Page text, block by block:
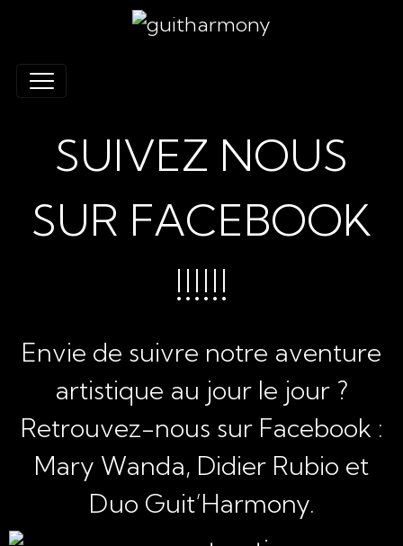
SUIVEZ NOUS
SUR FACEBOOK
!!!!!!
Envie de suivre notre aventure
artistique au jour le jour ?
Retrouvez-nous sur Facebook :
Mary Wanda, Didier Rubio et
Duo Guit’Harmony.